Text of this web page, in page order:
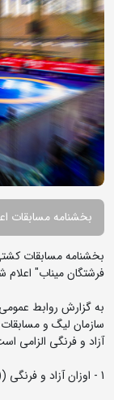
بخشنامه مسابقات
فرشتگان میناب" اعلام
به گزارش روابط
سازمان لیگ و
آزاد و فرنگی الزامی
1 - اوزان آزاد و فرنگی ((مسابقات بدون ارفاق وزن برگزار خواهد شد))